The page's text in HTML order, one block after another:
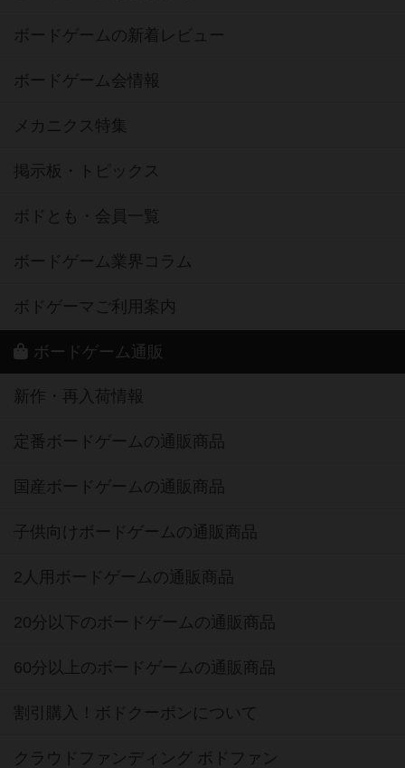
ボードゲームの新着レビュー
ボードゲーム会情報
メカニクス特集
掲示板・トピックス
ボドとも・会員一覧
ボードゲーム業界コラム
ボドゲーマご利用案内
ボードゲーム通販
新作・再入荷情報
定番ボードゲームの通販商品
国産ボードゲームの通販商品
子供向けボードゲームの通販商品
2人用ボードゲームの通販商品
20分以下のボードゲームの通販商品
60分以上のボードゲームの通販商品
割引購入！ボドクーポンについて
クラウドファンディング ボドファン